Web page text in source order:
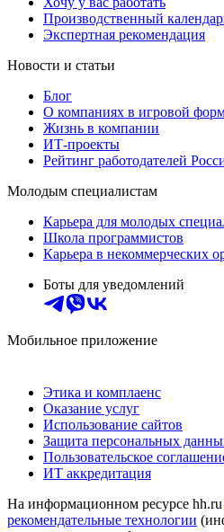
Производственный
Экспертная рекомендация
Новости и статьи
Блог
О компаниях в игровой
Жизнь в компании
ИТ-проекты
Рейтинг работодателей
Молодым специалистам
Карьера для молодых
Школа программистов
Карьера в некоммерческих
Боты для уведомлений
Мобильное приложение
Этика и комплаенс
Оказание услуг
Использование сайтов
Защита персональных
Пользовательское
ИТ аккредитация
На информационном ресурсе hh.ru
рекомендательные технологии